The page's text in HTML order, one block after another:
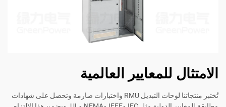
الامتثال للمعايير العالمية
تُختبر منتجاتنا لوحات التبديل RMU واختبارات صارمة وتحصل على شهادات